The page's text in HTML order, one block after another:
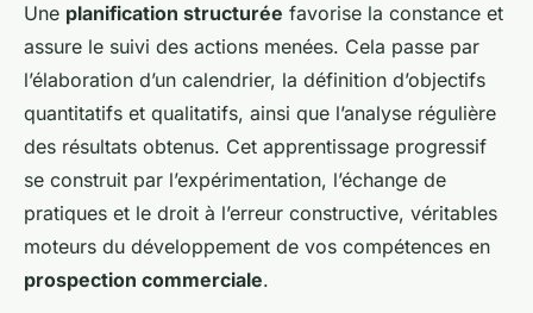
Une planification structurée favorise la constance et
assure le suivi des actions menées. Cela passe par
l’élaboration d’un calendrier, la définition d’objectifs
quantitatifs et qualitatifs, ainsi que l’analyse régulière
des résultats obtenus. Cet apprentissage progressif
se construit par l’expérimentation, l’échange de
pratiques et le droit à l’erreur constructive, véritables
moteurs du développement de vos compétences en
prospection commerciale.